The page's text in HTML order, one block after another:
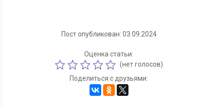
Пост опубликован: 03.09.2024
Оценка статьи:
(нет голосов)
Поделиться с друзьями: